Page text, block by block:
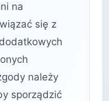
na
się z
należy
sporządzić